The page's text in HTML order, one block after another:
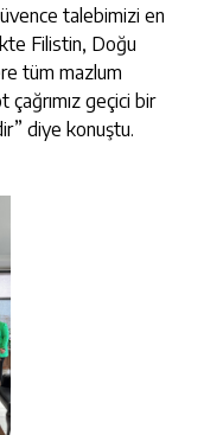
talebimizi en
Filistin, Doğu
tüm mazlum
çağrımız geçici bir
diye konuştu.